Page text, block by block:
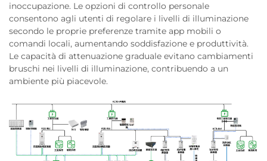
inoccupazione. Le opzioni di controllo personale
consentono agli utenti di regolare i livelli di illuminazione
secondo le proprie preferenze tramite app mobili o
comandi locali, aumentando soddisfazione e produttività.
Le capacità di attenuazione graduale evitano cambiamenti
bruschi nei livelli di illuminazione, contribuendo a un
ambiente più piacevole.